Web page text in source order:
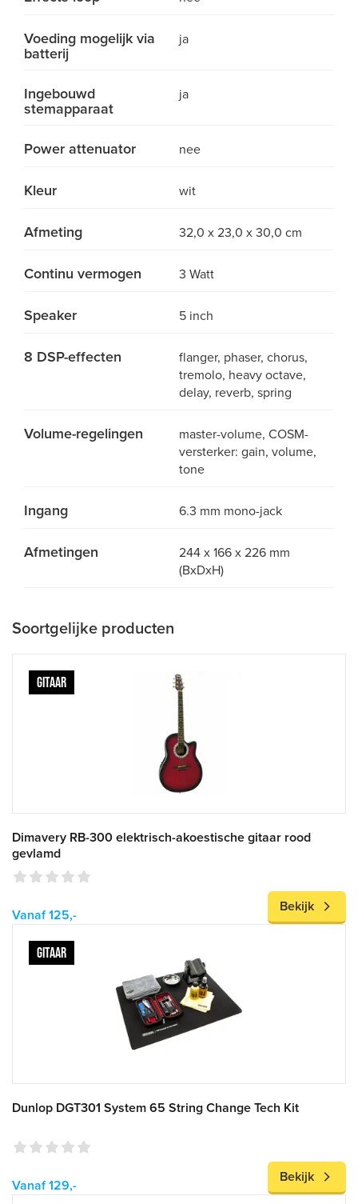
Voeding mogelijk via
batterij
ja
Ingebouwd
stemapparaat
ja
Power attenuator nee
Kleur wit
Afmeting 32,0 x 23,0 x 30,0 cm
Continu vermogen 3 Watt
Speaker 5 inch
8 DSP-effecten
flanger, phaser, chorus,
tremolo, heavy octave,
delay, reverb, spring
Volume-regelingen
master-volume, COSM-
versterker: gain, volume,
tone
Ingang 6.3 mm mono-jack
Afmetingen
244 x 166 x 226 mm
(BxDxH)
Soortgelijke producten
GITAAR
Dimavery RB-300 elektrisch-akoestische gitaar rood
gevlamd
Vanaf 125,-
Bekijk
GITAAR
Dunlop DGT301 System 65 String Change Tech Kit
Vanaf 129,-
Bekijk